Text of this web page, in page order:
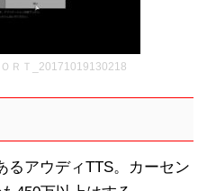
ＲＴ_20171019130218
るアウディTTS。カーセン